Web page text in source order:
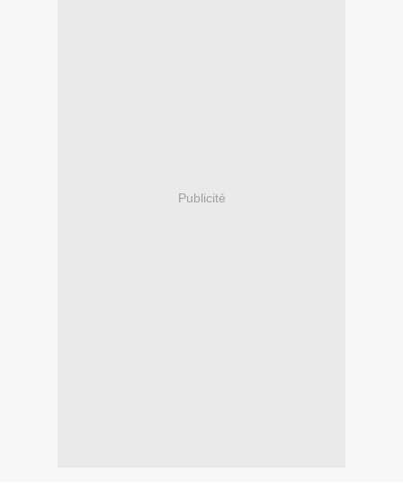
Publicité